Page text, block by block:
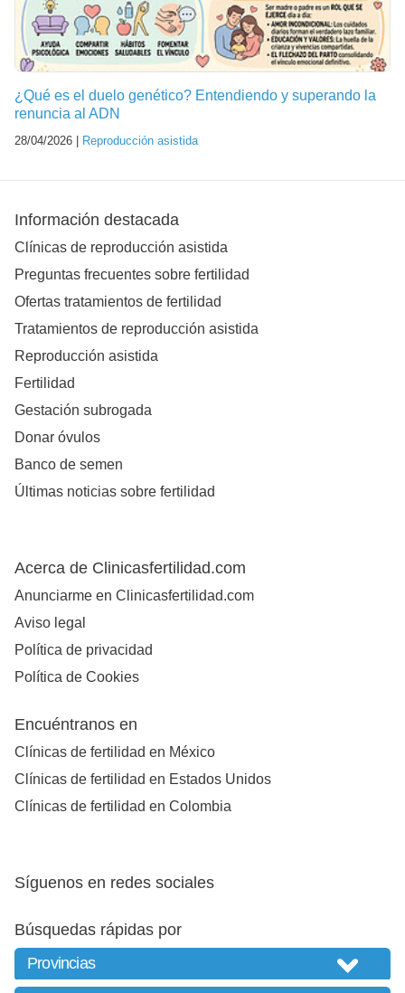
¿Qué es el duelo genético? Entendiendo y superando la
renuncia al ADN
28/04/2026 | Reproducción asistida
Información destacada
Clínicas de reproducción asistida
Preguntas frecuentes sobre fertilidad
Ofertas tratamientos de fertilidad
Tratamientos de reproducción asistida
Reproducción asistida
Fertilidad
Gestación subrogada
Donar óvulos
Banco de semen
Últimas noticias sobre fertilidad
Acerca de Clinicasfertilidad.com
Anunciarme en Clinicasfertilidad.com
Aviso legal
Política de privacidad
Política de Cookies
Encuéntranos en
Clínicas de fertilidad en México
Clínicas de fertilidad en Estados Unidos
Clínicas de fertilidad en Colombia
Síguenos en redes sociales
Búsquedas rápidas por